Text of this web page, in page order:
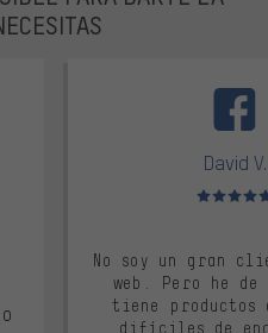
David V.
Valoración
No soy un gran
web. Pero he
tiene productos
difíciles de